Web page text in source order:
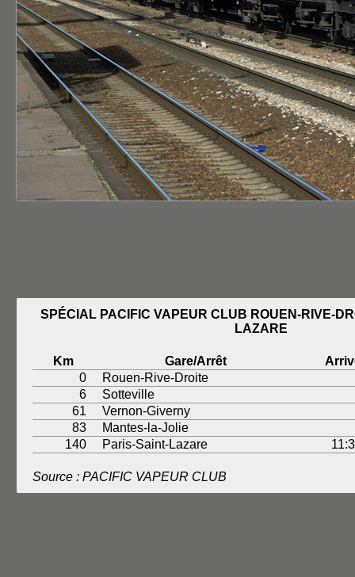
SPÉCIAL PACIFIC VAPEUR CLUB ROUEN-RIVE-
LAZARE
Km Gare/Arrêt
0
Rouen-Rive-Droite
6
Sotteville
61
Vernon-Giverny
83
Mantes-la-Jolie
140
Paris-Saint-Lazare
Source : PACIFIC VAPEUR CLUB